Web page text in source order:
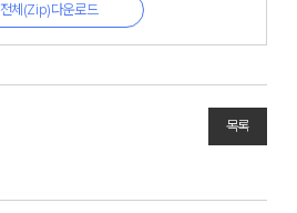
전체(Zip)다운로드
목록